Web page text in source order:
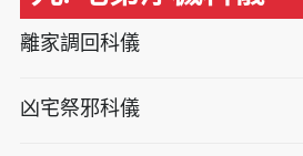
離家調回科儀
凶宅祭邪科儀